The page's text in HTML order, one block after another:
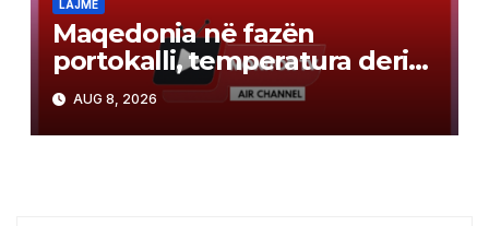
LAJME
Maqedonia në fazën
portokalli, temperatura deri
në 40°C, ISHP me
rekomandime për mbrojtje
shëndetësore
AUG 8, 2026